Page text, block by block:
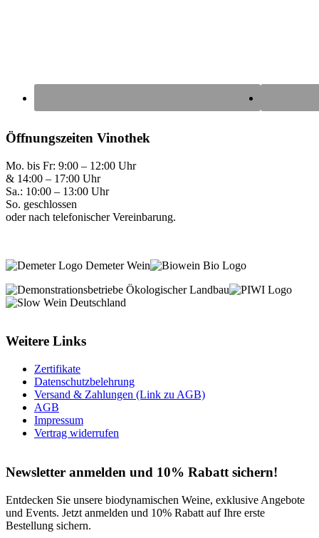
Öffnungszeiten Vinothek
Mo. bis Fr: 9:00 – 12:00 Uhr
& 14:00 – 17:00 Uhr
Sa.: 10:00 – 13:00 Uhr
So. geschlossen
oder nach telefonischer Vereinbarung.
Weitere Links
Zertifikate
Datenschutzbelehrung
Versand & Zahlungen (Link zu AGB)
AGB
Impressum
Vertrag widerrufen
Newsletter anmelden und 10% Rabatt sichern!
Entdecken Sie unsere biodynamischen Weine, exklusive Angebote
und Events. Jetzt anmelden und 10% Rabatt auf Ihre erste
Bestellung sichern.